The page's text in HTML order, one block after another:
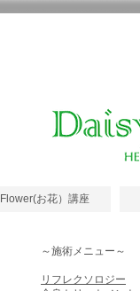
Flower(お花）講座
～施術メニュー～
リフレクソロジー